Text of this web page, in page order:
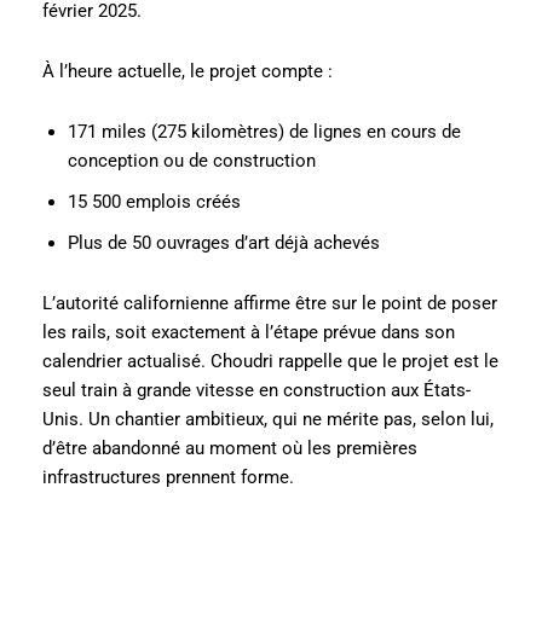
février 2025.
À l’heure actuelle, le projet compte :
171 miles (275 kilomètres) de lignes en cours de
conception ou de construction
15 500 emplois créés
Plus de 50 ouvrages d’art déjà achevés
L’autorité californienne affirme être sur le point de poser
les rails, soit exactement à l’étape prévue dans son
calendrier actualisé. Choudri rappelle que le projet est le
seul train à grande vitesse en construction aux États-
Unis. Un chantier ambitieux, qui ne mérite pas, selon lui,
d’être abandonné au moment où les premières
infrastructures prennent forme.